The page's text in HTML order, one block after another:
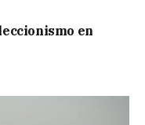
en